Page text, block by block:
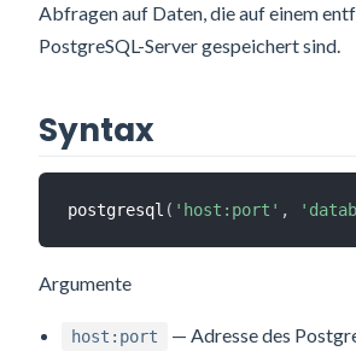
Abfragen auf Daten, die auf einem
PostgreSQL-Server gespeichert sind.
Syntax
postgresql ( 'host:port' ,
Argumente
host:port — Adresse des